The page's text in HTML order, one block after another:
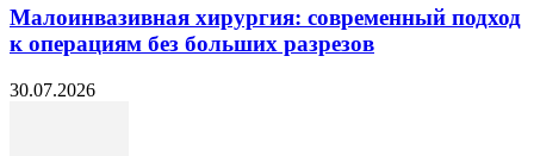
Малоинвазивная хирургия: современный подход
к операциям без больших разрезов
30.07.2026